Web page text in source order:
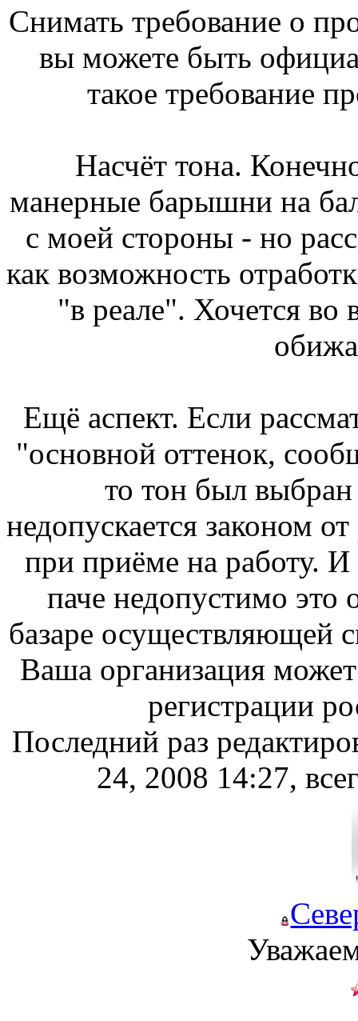
Снимать требование о
вы можете быть
такое требование
Насчёт тона.
манерные барышни на
с моей стороны - но
как возможность
"в реале". Хочется во
Ещё аспект. Если
"основной оттенок,
то тон был выбран
недопускается законом
при приёме на работу.
паче недопустимо это
базаре осуществляющей
Ваша организация
регистрации
Последний раз
24, 2008 14:27,